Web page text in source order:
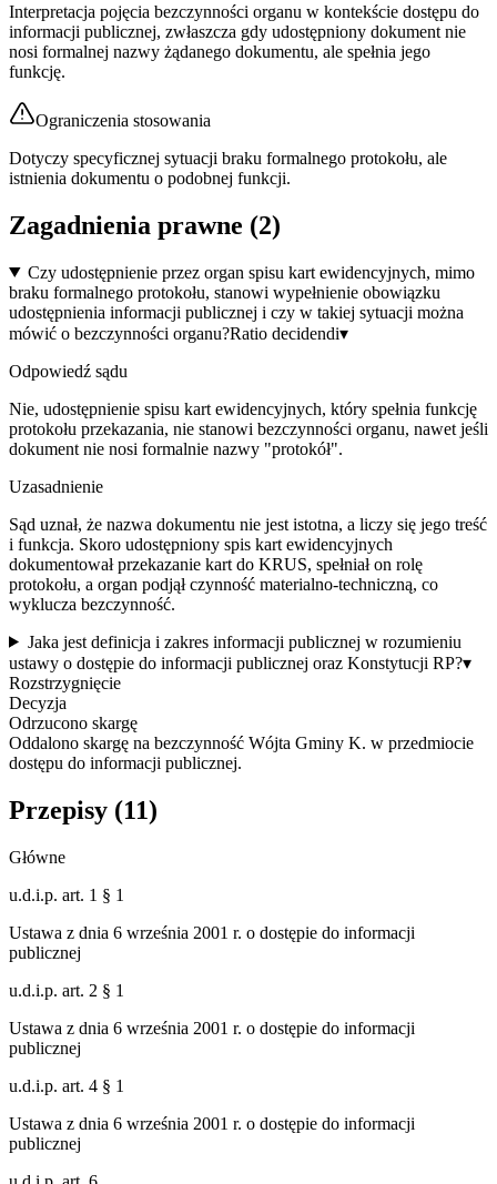
Interpretacja pojęcia bezczynności organu w kontekście dostępu do
informacji publicznej, zwłaszcza gdy udostępniony dokument nie
nosi formalnej nazwy żądanego dokumentu, ale spełnia jego
funkcję.
Ograniczenia stosowania
Dotyczy specyficznej sytuacji braku formalnego protokołu, ale
istnienia dokumentu o podobnej funkcji.
Zagadnienia prawne (2)
Czy udostępnienie przez organ spisu kart ewidencyjnych, mimo
braku formalnego protokołu, stanowi wypełnienie obowiązku
udostępnienia informacji publicznej i czy w takiej sytuacji można
mówić o bezczynności organu?Ratio decidendi▾
Odpowiedź sądu
Nie, udostępnienie spisu kart ewidencyjnych, który spełnia funkcję
protokołu przekazania, nie stanowi bezczynności organu, nawet jeśli
dokument nie nosi formalnie nazwy "protokół".
Uzasadnienie
Sąd uznał, że nazwa dokumentu nie jest istotna, a liczy się jego treść
i funkcja. Skoro udostępniony spis kart ewidencyjnych
dokumentował przekazanie kart do KRUS, spełniał on rolę
protokołu, a organ podjął czynność materialno-techniczną, co
wyklucza bezczynność.
Jaka jest definicja i zakres informacji publicznej w rozumieniu
ustawy o dostępie do informacji publicznej oraz Konstytucji RP?▾
Rozstrzygnięcie
Decyzja
Odrzucono skargę
Oddalono skargę na bezczynność Wójta Gminy K. w przedmiocie
dostępu do informacji publicznej.
Przepisy (11)
Główne
u.d.i.p. art. 1 § 1
Ustawa z dnia 6 września 2001 r. o dostępie do informacji
publicznej
u.d.i.p. art. 2 § 1
Ustawa z dnia 6 września 2001 r. o dostępie do informacji
publicznej
u.d.i.p. art. 4 § 1
Ustawa z dnia 6 września 2001 r. o dostępie do informacji
publicznej